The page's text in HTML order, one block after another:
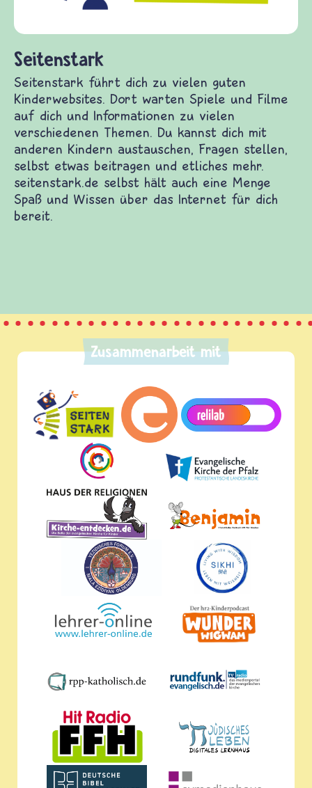
führt dich zu vielen guten
Dort warten Spiele und Filme auf dich
zu vielen verschiedenen Themen.
dich mit anderen Kindern austauschen,
stellen, selbst etwas beitragen und etliches
seitenstark.de selbst hält auch eine Menge Spaß
über das Internet für dich bereit.
und
Zusammenarbeit mit